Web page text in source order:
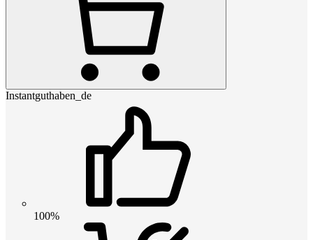
Instantguthaben_de
100%